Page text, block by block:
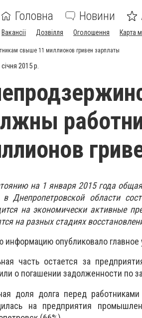
Головна Новини
Вакансії Дозвілля Оголошення Карта
свыше 11 миллионов гривен зарплаты
2015 р.
на 1 января 2015 года
Днепропетровской области
на экономически активные
на разных стадиях
информацию опубликовало главное
часть остается за
о погашении задолженности по
доля долга перед
на предприятия